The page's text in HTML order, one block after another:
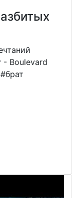
Boulevard